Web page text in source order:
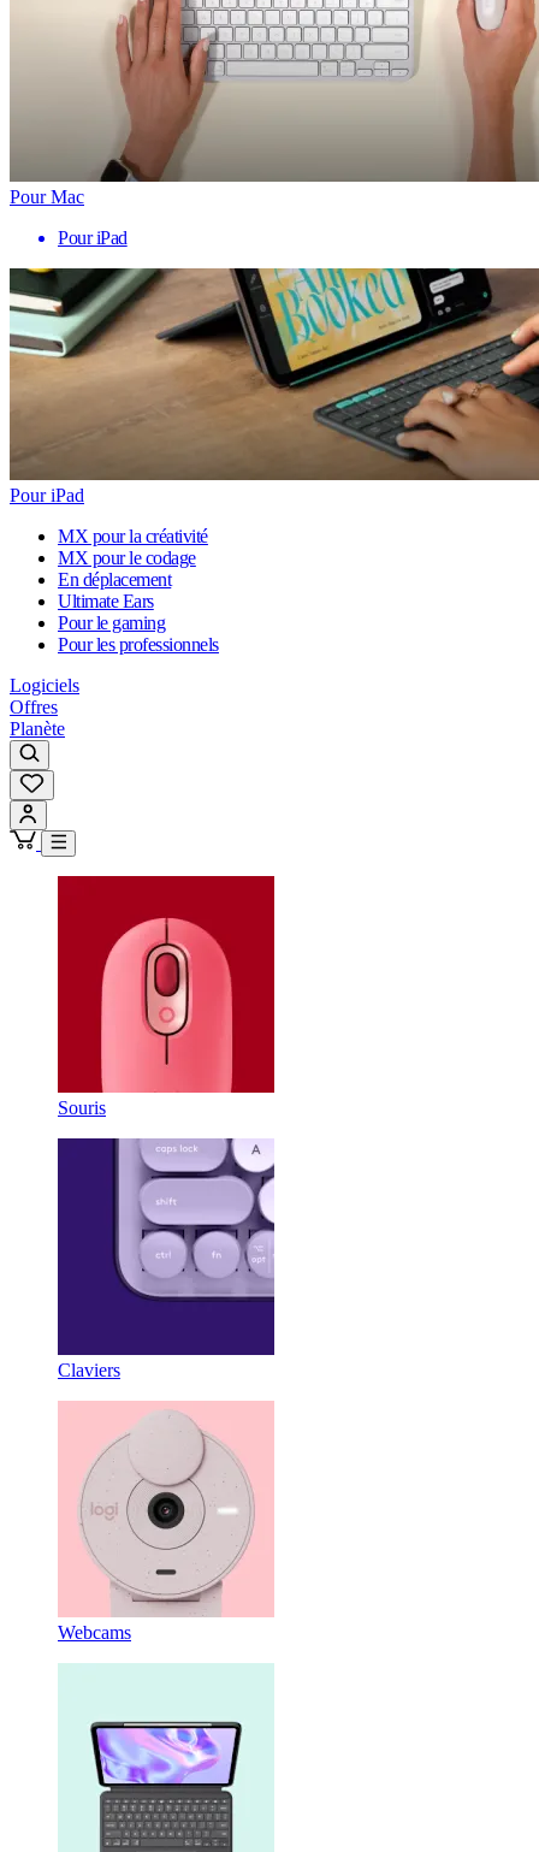
Pour Mac
Pour iPad
Pour iPad
MX pour la créativité
MX pour le codage
En déplacement
Ultimate Ears
Pour le gaming
Pour les professionnels
Logiciels
Offres
Planète
Souris
Claviers
Webcams